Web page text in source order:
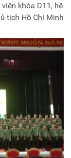
khóa D11, hệ
tịch Hồ Chí Minh